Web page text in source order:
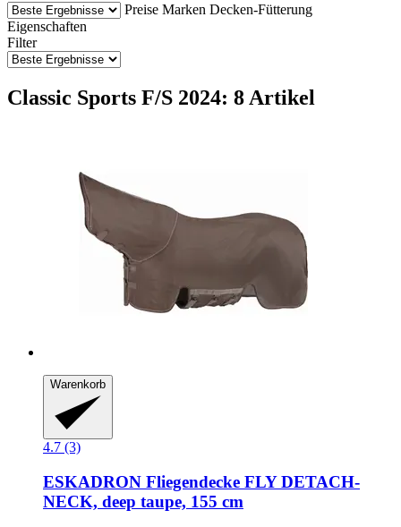
Preise Marken Decken-Fütterung
Eigenschaften
Filter
Classic Sports F/S 2024: 8 Artikel
Warenkorb
4.7 (3)
ESKADRON Fliegendecke FLY DETACH-​
NECK, deep taupe, 155 cm